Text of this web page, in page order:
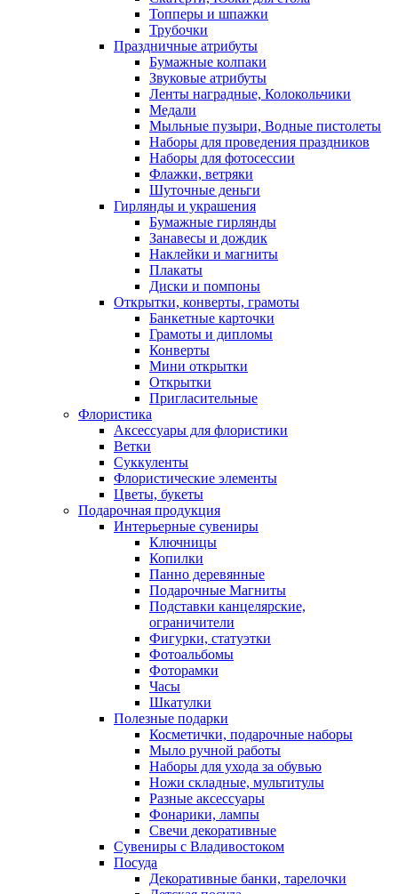
Топперы и шпажки
Трубочки
Праздничные атрибуты
Бумажные колпаки
Звуковые атрибуты
Ленты наградные, Колокольчики
Медали
Мыльные пузыри, Водные пистолеты
Наборы для проведения праздников
Наборы для фотосессии
Флажки, ветряки
Шуточные деньги
Гирлянды и украшения
Бумажные гирлянды
Занавесы и дождик
Наклейки и магниты
Плакаты
Диски и помпоны
Открытки, конверты, грамоты
Банкетные карточки
Грамоты и дипломы
Конверты
Мини открытки
Открытки
Пригласительные
Флористика
Аксессуары для флористики
Ветки
Суккуленты
Флористические элементы
Цветы, букеты
Подарочная продукция
Интерьерные сувениры
Ключницы
Копилки
Панно деревянные
Подарочные Магниты
Подставки канцелярские,
ограничители
Фигурки, статуэтки
Фотоальбомы
Фоторамки
Часы
Шкатулки
Полезные подарки
Косметички, подарочные наборы
Мыло ручной работы
Наборы для ухода за обувью
Ножи складные, мультитулы
Разные аксессуары
Фонарики, лампы
Свечи декоративные
Сувениры с Владивостоком
Посуда
Декоративные банки, тарелочки